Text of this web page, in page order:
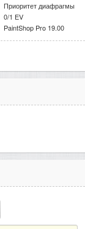
Приоритет диафрагмы
0/1 EV
PaintShop Pro 19.00